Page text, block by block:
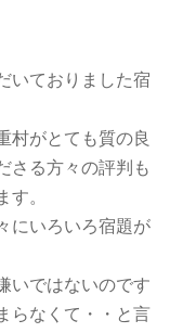
いておりました宿
村がとても質の良
さる方々の評判も
す。
にいろいろ宿題が
いではないのです
らなくて・・と言